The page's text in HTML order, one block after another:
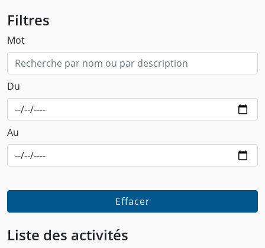
Filtres
Mot
Du
Au
Effacer
Liste des activités